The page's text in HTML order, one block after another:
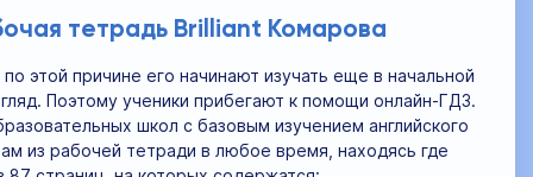
тетрадь Brilliant Комарова
этой причине его начинают изучать еще в начальной
Поэтому ученики прибегают к помощи онлайн-ГДЗ.
школ с базовым изучением английского
из рабочей тетради в любое время, находясь где